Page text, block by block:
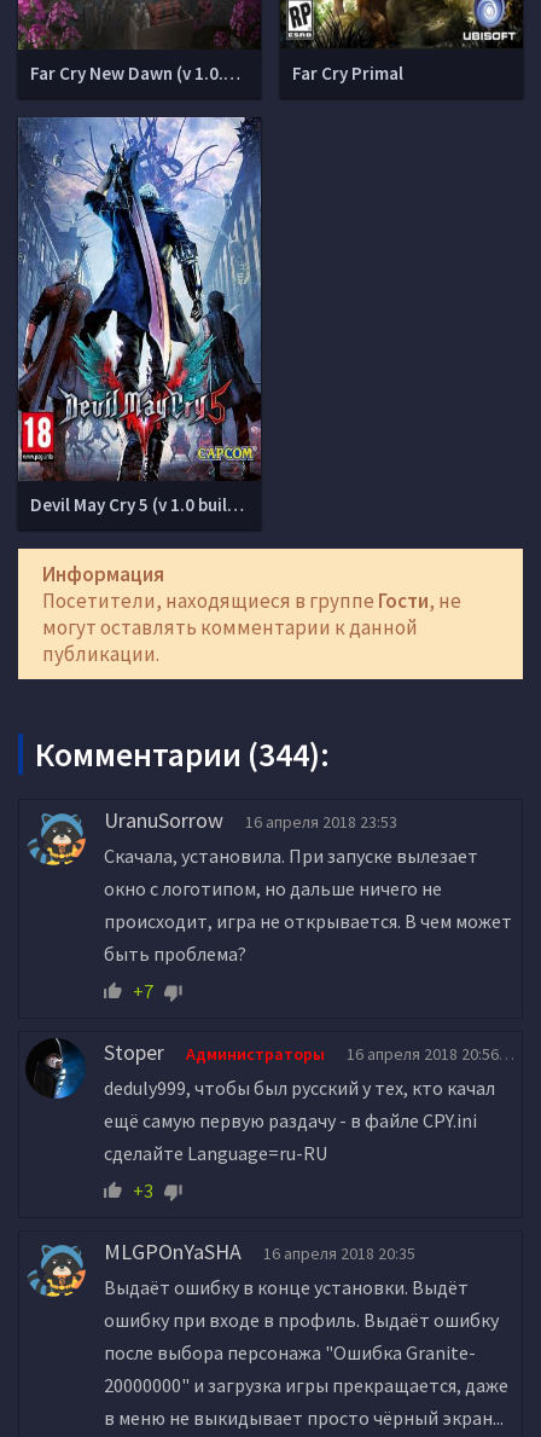
Far Cry New Dawn (v 1.0.5 + DLCs) Far Cry Primal
Devil May Cry 5 (v 1.0 build 5962864 + DLCs)
Информация
Посетители, находящиеся в группе Гости, не
могут оставлять комментарии к данной
публикации.
Комментарии (344):
UranuSorrow 16 апреля 2018 23:53
Скачала, установила. При запуске вылезает
окно с логотипом, но дальше ничего не
происходит, игра не открывается. В чем может
быть проблема?
+7
Stoper Администраторы 16 апреля 2018 20:56
deduly999, чтобы был русский у тех, кто качал
ещё самую первую раздачу - в файле CPY.ini
сделайте Language=ru-RU
+3
MLGPOnYaSHA 16 апреля 2018 20:35
Выдаёт ошибку в конце установки. Выдёт
ошибку при входе в профиль. Выдаёт ошибку
после выбора персонажа "Ошибка Granite-
20000000" и загрузка игры прекращается, даже
в меню не выкидывает просто чёрный экран...